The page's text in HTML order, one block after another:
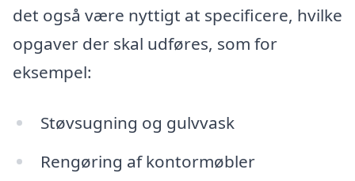
det også være nyttigt at specificere, hvilke
opgaver der skal udføres, som for
eksempel:
Støvsugning og gulvvask
Rengøring af kontormøbler